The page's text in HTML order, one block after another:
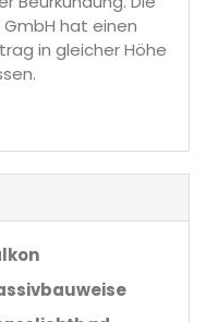
hat einen
in gleicher Höhe